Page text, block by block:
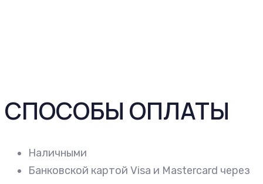
СПОСОБЫ ОПЛАТЫ
Наличными
Банковской картой Visa и Mastercard через